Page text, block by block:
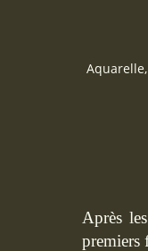
Après
premiers